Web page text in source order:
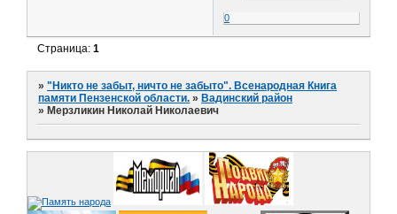
0
Страница:1
»"Никто не забыт, ничто не забыто". Всенародная Книга
памяти Пензенской области. » Вадинский район
» Мерзликин Николай Николаевич